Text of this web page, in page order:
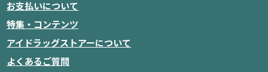
お支払いについて
特集・コンテンツ
アイドラッグストアーについて
よくあるご質問